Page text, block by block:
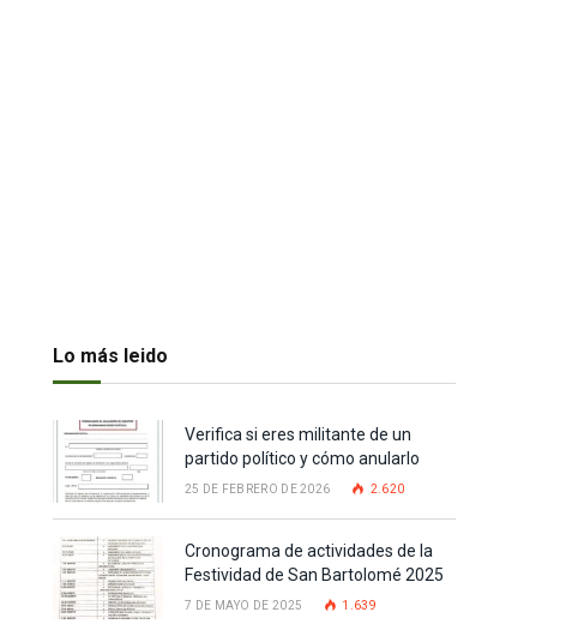
Lo más leido
Verifica si eres militante de un
partido político y cómo anularlo
25 DE FEBRERO DE 2026 2.620
Cronograma de actividades de la
Festividad de San Bartolomé 2025
7 DE MAYO DE 2025 1.639